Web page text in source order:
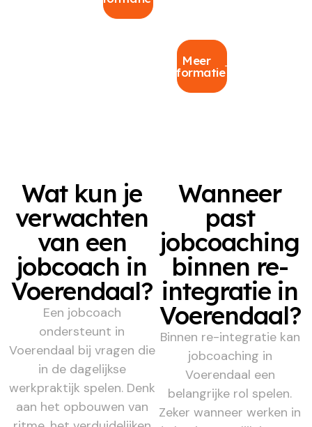
Meer
informatie
Wat kun je
verwachten
van een
jobcoach in
Voerendaal?
Een jobcoach
ondersteunt in
Voerendaal bij vragen die
in de dagelijkse
werkpraktijk spelen. Denk
aan het opbouwen van
Wanneer
past
jobcoaching
binnen re-
integratie in
Voerendaal?
Binnen re-integratie kan
jobcoaching in
Voerendaal een
belangrijke rol spelen.
Zeker wanneer werken in